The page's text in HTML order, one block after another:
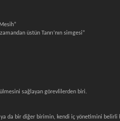
üstün Tanrı’nın simgesi”
sağlayan görevlilerden biri.
da bir diğer birimin, kendi iç yönetimini belirli